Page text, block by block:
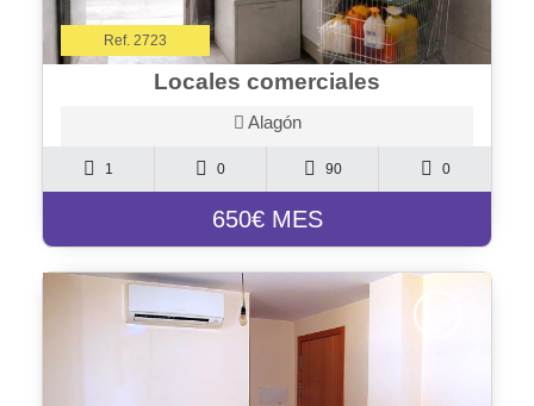
Ref. 2723
Locales comerciales
Alagón
1 0 90 0
650€ MES